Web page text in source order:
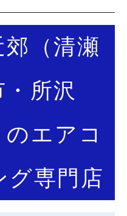
（清瀬
所沢
エアコ
グ専門店